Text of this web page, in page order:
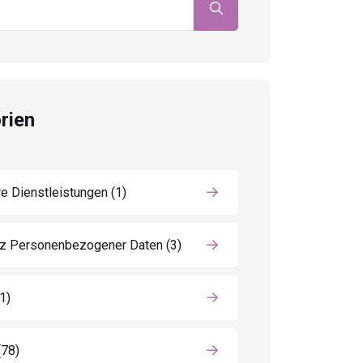
Dienstleistungen (1)
Personenbezogener Daten (3)